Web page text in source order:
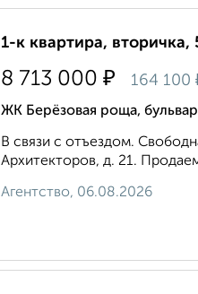
1-к квартира, вторичка,
8 713 000 ₽ 164 100
ЖК Берёзовая роща,
В связи с отъездом.
Архитекторов, д. 21.
Агентство, 06.08.2026